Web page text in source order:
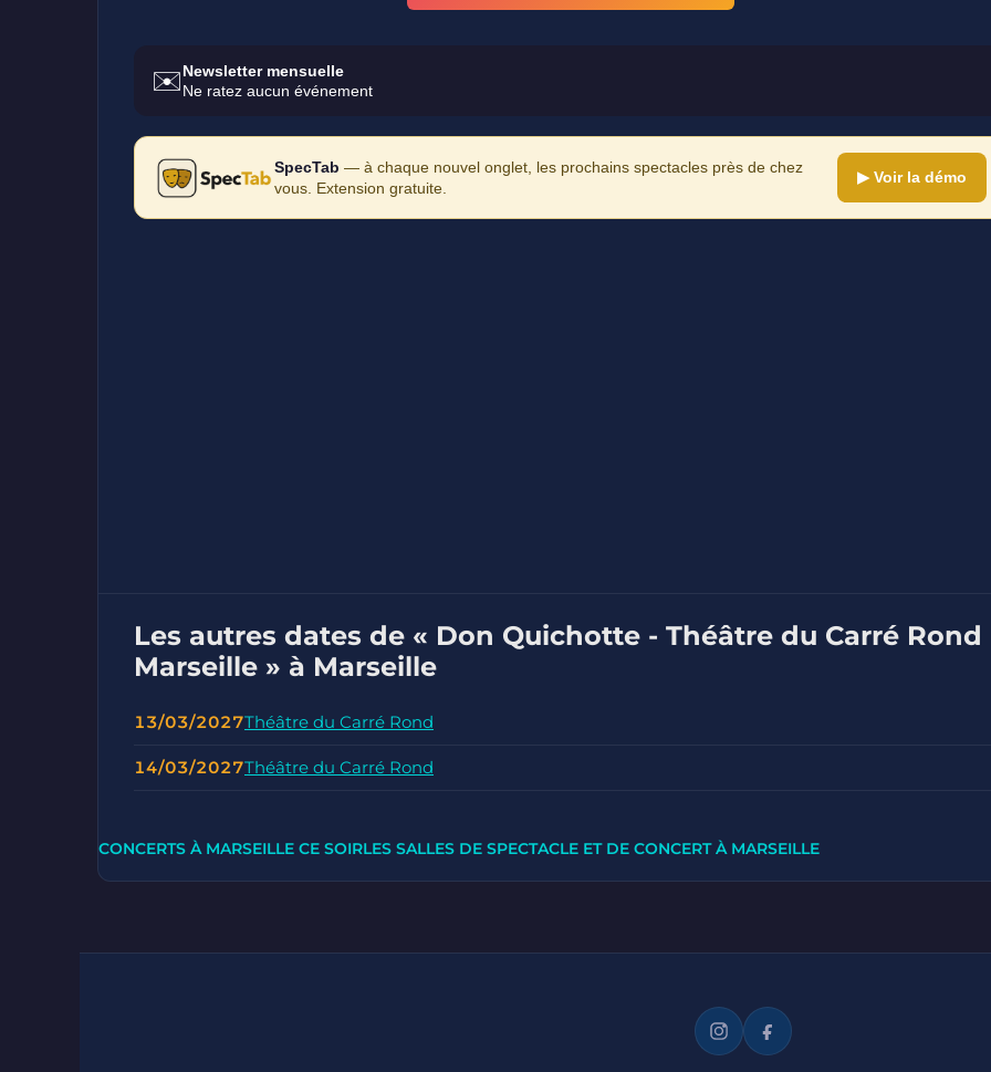
✉️Newsletter mensuelle
Ne ratez aucun événement
SpecTab — à chaque nouvel onglet, les prochains spectacles près de chez
vous. Extension gratuite.
▶ Voir la démo
Les autres dates de « Don Quichotte - Théâtre du Carré Rond
Marseille » à Marseille
13/03/2027Théâtre du Carré Rond
14/03/2027Théâtre du Carré Rond
CONCERTS À MARSEILLE CE SOIRLES SALLES DE SPECTACLE ET DE CONCERT À MARSEILLE